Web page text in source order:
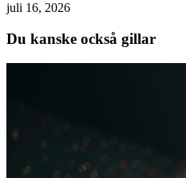
juli 16, 2026
Du kanske också gillar